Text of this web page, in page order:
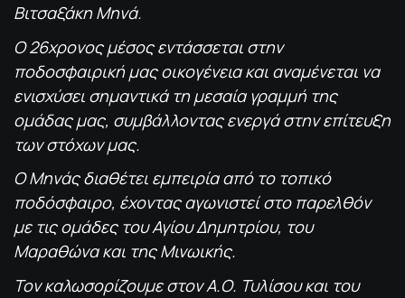
Βιτσαξάκη Μηνά.
Ο 26χρονος μέσος εντάσσεται στην
ποδοσφαιρική μας οικογένεια και αναμένεται να
ενισχύσει σημαντικά τη μεσαία γραμμή της
ομάδας μας, συμβάλλοντας ενεργά στην επίτευξη
των στόχων μας.
Ο Μηνάς διαθέτει εμπειρία από το τοπικό
ποδόσφαιρο, έχοντας αγωνιστεί στο παρελθόν
με τις ομάδες του Αγίου Δημητρίου, του
Μαραθώνα και της Μινωικής.
Τον καλωσορίζουμε στον Α.Ο. Τυλίσου και του